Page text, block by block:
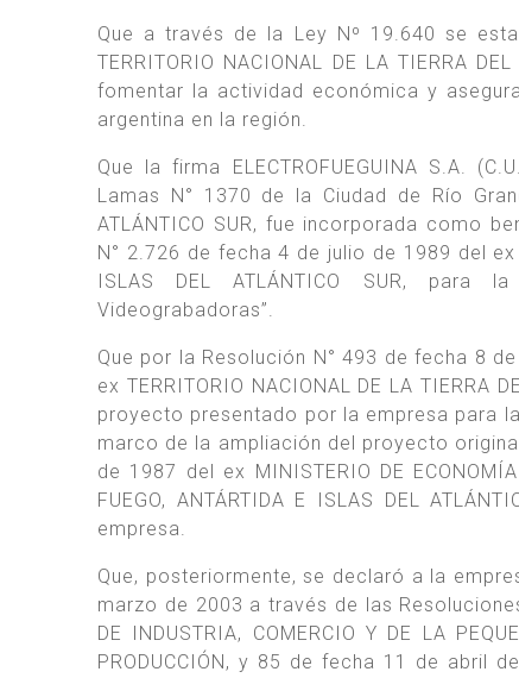
Que a través de la Ley Nº 19.640 se
TERRITORIO NACIONAL DE LA TIERRA
fomentar la actividad económica y
argentina en la región.
Que la firma ELECTROFUEGUINA S.A.
Lamas N° 1370 de la Ciudad de Río
ATLÁNTICO SUR, fue incorporada como
N° 2.726 de fecha 4 de julio de 1989 del ex
ISLAS DEL ATLÁNTICO SUR, para
Videograbadoras”.
Que por la Resolución N° 493 de fecha 8 de
ex TERRITORIO NACIONAL DE LA TIERRA
proyecto presentado por la empresa para
marco de la ampliación del proyecto
de 1987 del ex MINISTERIO DE
FUEGO, ANTÁRTIDA E ISLAS DEL
empresa.
Que, posteriormente, se declaró a la
marzo de 2003 a través de las
DE INDUSTRIA, COMERCIO Y DE LA
PRODUCCIÓN, y 85 de fecha 11 de abril